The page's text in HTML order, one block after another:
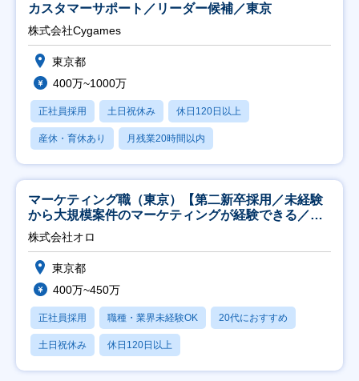
カスタマーサポート／リーダー候補／東京
株式会社Cygames
東京都
400万~1000万
正社員採用 土日祝休み 休日120日以上
産休・育休あり 月残業20時間以内
マーケティング職（東京）【第二新卒採用／未経験
から大規模案件のマーケティングが経験できる／研
修充実】
株式会社オロ
東京都
400万~450万
正社員採用 職種・業界未経験OK 20代におすすめ
土日祝休み 休日120日以上